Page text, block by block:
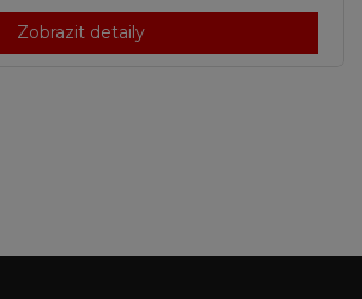
Zobrazit detaily